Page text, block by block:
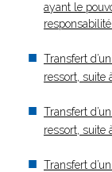
ayant le
Transfert
ressort, suite
Transfert
ressort, suite
Transfert